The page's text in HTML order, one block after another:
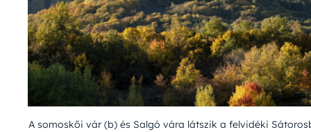
A somoskői vár (b) és Salgó vára látszik a felvidéki